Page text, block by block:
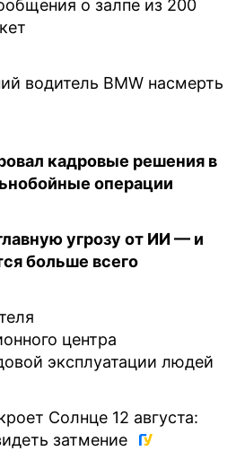
о залпе из 200
водитель BMW насмерть
кадровые решения в
операции
угрозу от ИИ — и
больше всего
центра
эксплуатации людей
Солнце 12 августа:
затмение